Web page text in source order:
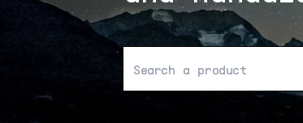
No se han encontrado